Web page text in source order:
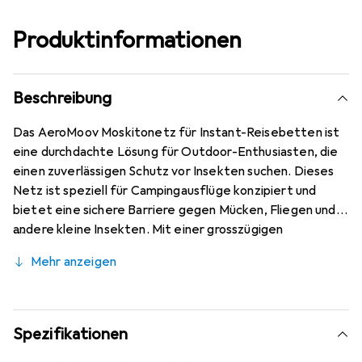
Produktinformationen
Beschreibung
Das AeroMoov Moskitonetz für Instant-Reisebetten ist
eine durchdachte Lösung für Outdoor-Enthusiasten, die
einen zuverlässigen Schutz vor Insekten suchen. Dieses
Netz ist speziell für Campingausflüge konzipiert und
bietet eine sichere Barriere gegen Mücken, Fliegen und
andere kleine Insekten. Mit einer grosszügigen
der Breite, sowie einer Höhe von 30 cm über dem Boden,
kalten Oberflächen. Das feinmaschige Polyestergewebe
gewährleistet eine vollständige Umschliessung des
Schlafbereichs und bietet ausreichend Kopffreiheit, um
Mehr anzeigen
Spezifikationen